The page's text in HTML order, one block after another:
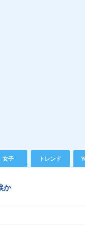
女子 トレンド
か